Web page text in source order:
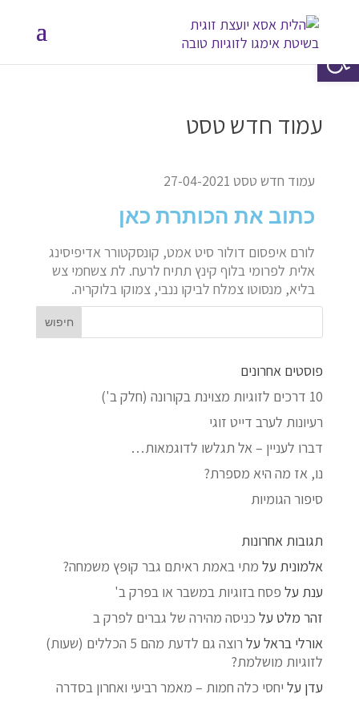
עמוד חדש טסט
עמוד חדש טסט 27-04-2021
כתוב את הכותרת כאן
לורם איפסום דולור סיט אמט, קונסקטורר אדיפיסינג
אלית לפרומי בלוף קינץ תתיח לרעח. לת צשחמי צש
בליא, מנסוטו צמלח לביקו ננבי, צמוקו בלוקריה.
פוסטים אחרונים
10 דרכים לזוגיות מצוינת בקורונה (חלק ב')
רעיונות לערב דייט זוגי
דברו לעניין – אל תגלשו לדוגמאות…
נו, אז מה היא מספרת?
סיפור הגומיות
תגובות אחרונות
אלמונית על מתי באמת ראיתם גבר קופץ משמחה?
ענת על פסח בזוגיות במשבר או בפרק ב'
זהר מלטעל כניסה מהירה של גברים לפרק ב
אורלי בראלעל
רוצה גם לדעת מהם 5 הכללים (שעות)
לזוגיות מושלמת?
עדן על יחסי כלה חמות – מאמר רביעי ואחרון בסדרה
פתח סרגל נגישות